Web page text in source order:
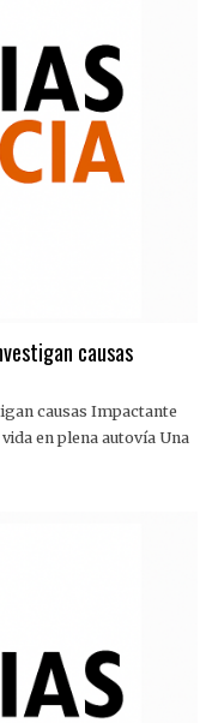
causas
causas Impactante
en plena autovía Una